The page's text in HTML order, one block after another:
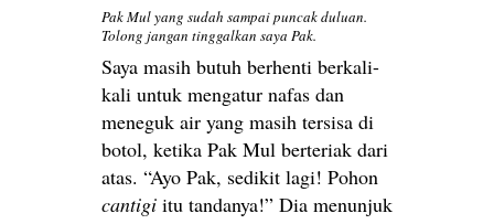
Pak Mul yang sudah sampai puncak duluan.
Tolong jangan tinggalkan saya Pak.
Saya masih butuh berhenti berkali-
kali untuk mengatur nafas dan
meneguk air yang masih tersisa di
botol, ketika Pak Mul berteriak dari
atas. “Ayo Pak, sedikit lagi! Pohon
cantigi itu tandanya!” Dia menunjuk